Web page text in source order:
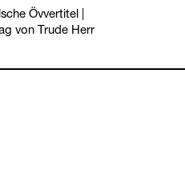
Övvertitel
von Trude Herr
2027